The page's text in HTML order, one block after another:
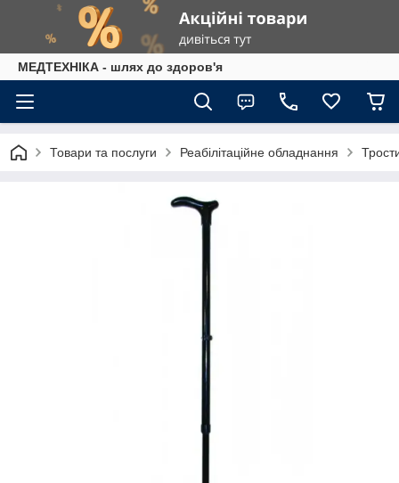
МЕДТЕХНІКА - шлях до здоров'я
Товари та послуги Реабілітаційне обладнання